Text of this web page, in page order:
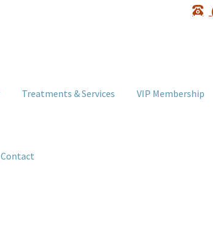
Treatments & Services VIP Membership
Contact